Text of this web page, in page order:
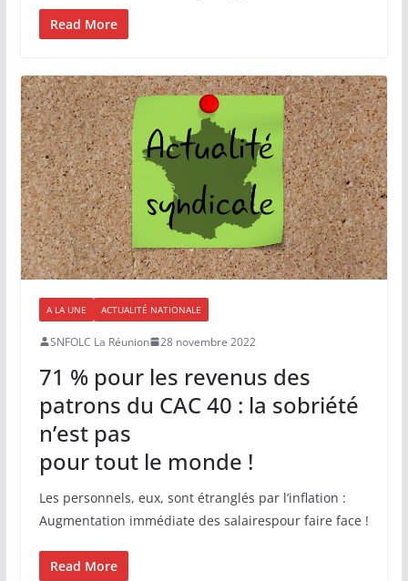
Read More
A LA UNE ACTUALITÉ NATIONALE
SNFOLC La Réunion 28 novembre 2022
71 % pour les revenus des
patrons du CAC 40 : la sobriété
n’est pas
pour tout le monde !
Les personnels, eux, sont étranglés par l’inflation :
Augmentation immédiate des salairespour faire face !
Read More